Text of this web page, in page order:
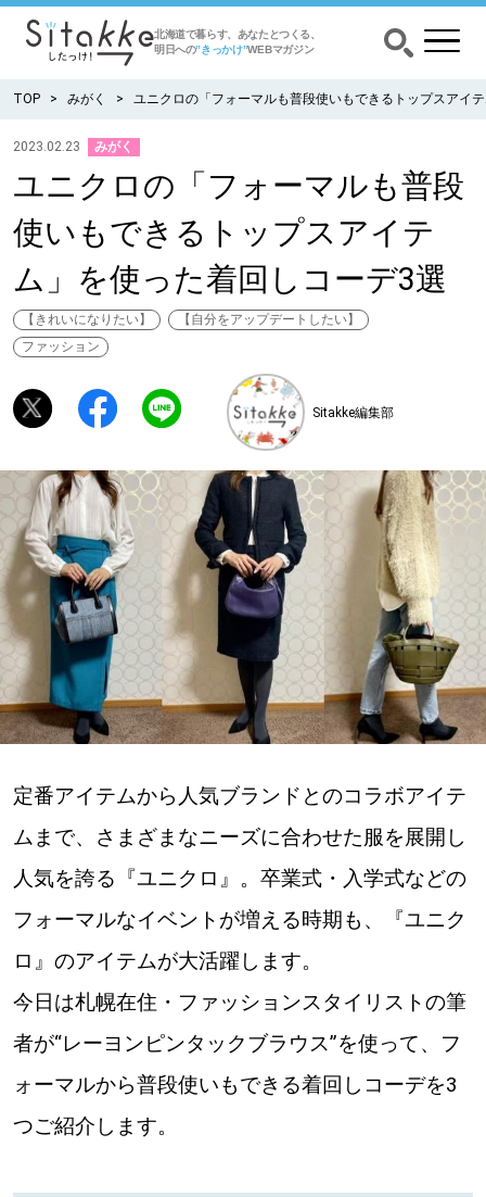
北海道で暮らす、あなたとつくる、
明日への”きっかけ”WEBマガジン
CATEGORY カテゴリー
食べる
出かける
みがく
育む
深める
ゆるむ
SitakkeTV
LOCAL ローカルエリア
all
札幌
道南
道東
道央
TOP みがく ユニクロの「フォーマルも普段使いもできるトップスアイ
2023.02.23 みがく
ユニクロの「フォーマルも普段
使いもできるトップスアイテ
ム」を使った着回しコーデ3選
【きれいになりたい】
【自分をアップデートしたい】
ファッション
Sitakke編集部
定番アイテムから人気ブランドとのコラボアイテ
ムまで、さまざまなニーズに合わせた服を展開し
人気を誇る『ユニクロ』。卒業式・入学式などの
フォーマルなイベントが増える時期も、『ユニク
ロ』のアイテムが大活躍します。
今日は札幌在住・ファッションスタイリストの筆
者が“レーヨンピンタックブラウス”を使って、フ
ォーマルから普段使いもできる着回しコーデを3
つご紹介します。